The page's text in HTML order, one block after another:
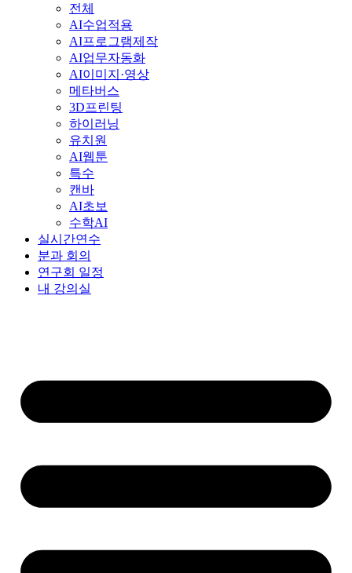
전체
AI수업적용
AI프로그램제작
AI업무자동화
AI이미지·영상
메타버스
3D프린팅
하이러닝
유치원
AI웹툰
특수
캔바
AI초보
수학AI
실시간연수
분과 회의
연구회 일정
내 강의실